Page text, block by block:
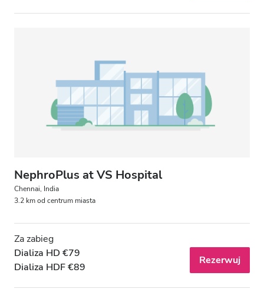
NephroPlus at VS Hospital
Chennai, India
3.2 km od centrum miasta
Za zabieg
Dializa HD €79
Dializa HDF €89
Rezerwuj